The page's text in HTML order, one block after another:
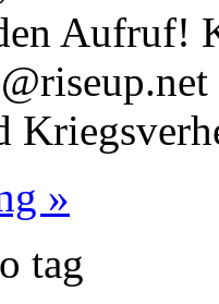
Aufruf!
»
tag